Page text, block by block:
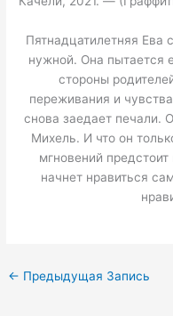
Пятнадцатилетняя Ева
нужной. Она пытается
стороны
переживания и
снова заедает печали.
Михель. И что он
мгновений
начнет нравиться
← Предыдущая Запись